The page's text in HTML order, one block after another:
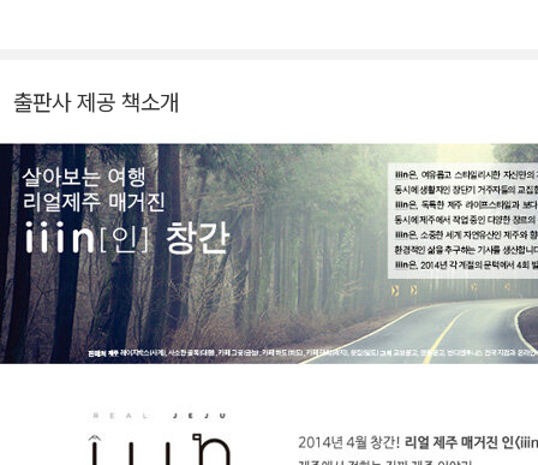
출판사 제공 책소개